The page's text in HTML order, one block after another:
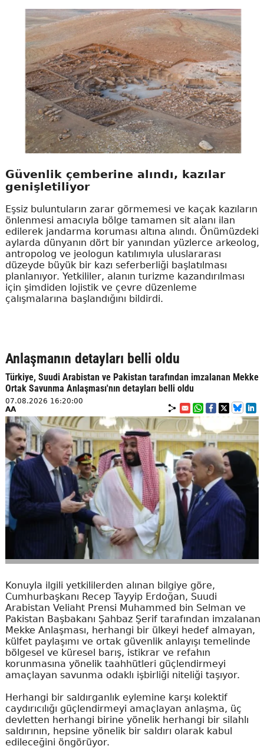
Güvenlik çemberine alındı, kazılar
genişletiliyor
Eşsiz buluntuların zarar görmemesi ve kaçak kazıların
önlenmesi amacıyla bölge tamamen sit alanı ilan
edilerek jandarma koruması altına alındı. Önümüzdeki
aylarda dünyanın dört bir yanından yüzlerce arkeolog,
antropolog ve jeologun katılımıyla uluslararası
düzeyde büyük bir kazı seferberliği başlatılması
planlanıyor. Yetkililer, alanın turizme kazandırılması
için şimdiden lojistik ve çevre düzenleme
çalışmalarına başlandığını bildirdi.
Anlaşmanın detayları belli oldu
Türkiye, Suudi Arabistan ve Pakistan tarafından imzalanan Mekke
Ortak Savunma Anlaşması'nın detayları belli oldu
07.08.2026 16:20:00
AA
Konuyla ilgili yetkililerden alınan bilgiye göre,
Cumhurbaşkanı Recep Tayyip Erdoğan, Suudi
Arabistan Veliaht Prensi Muhammed bin Selman ve
Pakistan Başbakanı Şahbaz Şerif tarafından imzalanan
Mekke Anlaşması, herhangi bir ülkeyi hedef almayan,
külfet paylaşımı ve ortak güvenlik anlayışı temelinde
bölgesel ve küresel barış, istikrar ve refahın
korunmasına yönelik taahhütleri güçlendirmeyi
amaçlayan savunma odaklı işbirliği niteliği taşıyor.
Herhangi bir saldırganlık eylemine karşı kolektif
caydırıcılığı güçlendirmeyi amaçlayan anlaşma, üç
devletten herhangi birine yönelik herhangi bir silahlı
saldırının, hepsine yönelik bir saldırı olarak kabul
edileceğini öngörüyor.